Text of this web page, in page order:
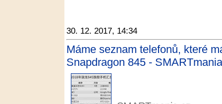
30. 12. 2017, 14:34
Máme seznam telefonů, které
Snapdragon 845 -